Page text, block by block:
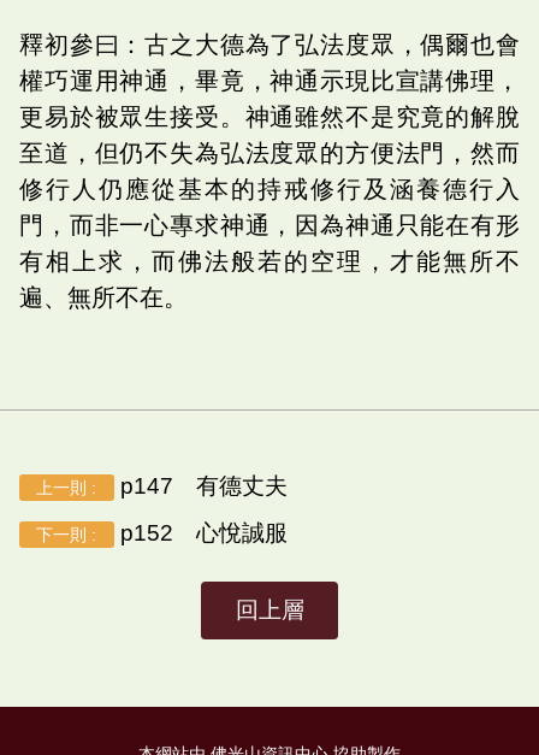
釋初參曰：古之大德為了弘法度眾，偶爾也會
權巧運用神通，畢竟，神通示現比宣講佛理，
更易於被眾生接受。神通雖然不是究竟的解脫
至道，但仍不失為弘法度眾的方便法門，然而
修行人仍應從基本的持戒修行及涵養德行入
門，而非一心專求神通，因為神通只能在有形
有相上求，而佛法般若的空理，才能無所不
遍、無所不在。
上一則 : p147 有德丈夫
下一則 : p152 心悅誠服
回上層